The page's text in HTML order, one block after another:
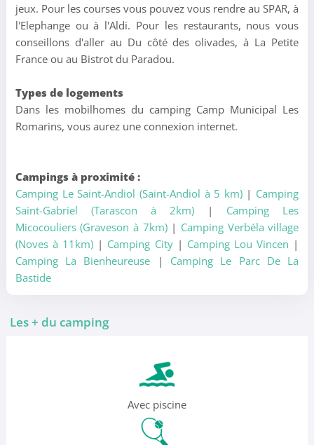
jeux. Pour les courses vous pouvez vous rendre au SPAR, à
l'Elephange ou à l'Aldi. Pour les restaurants, nous vous
conseillons d'aller au Du côté des olivades, à La Petite
France ou au Bistrot du Paradou.
Types de logements
Dans les mobilhomes du camping Camp Municipal Les
Romarins, vous aurez une connexion internet.
Campings à proximité :
Camping Le Saint-Andiol (Saint-Andiol à 5 km)| Camping
Saint-Gabriel (Tarascon à 2km) | Camping Les
Micocouliers (Graveson à 7km)| Camping Verbéla village
(Noves à 11km) | Camping City| Camping Lou Vincen |
Camping La Bienheureuse | Camping Le Parc De La
Bastide
Les + du camping
Avec piscine